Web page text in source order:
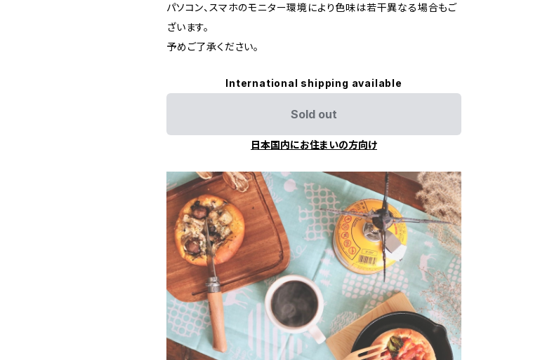
パソコン、スマホのモニター環境により色味は若干異なる場合もご
ざいます。
予めご了承ください。
International shipping available
Sold out
日本国内にお住まいの方向け